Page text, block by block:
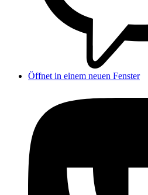
Öffnet in einem neuen Fenster